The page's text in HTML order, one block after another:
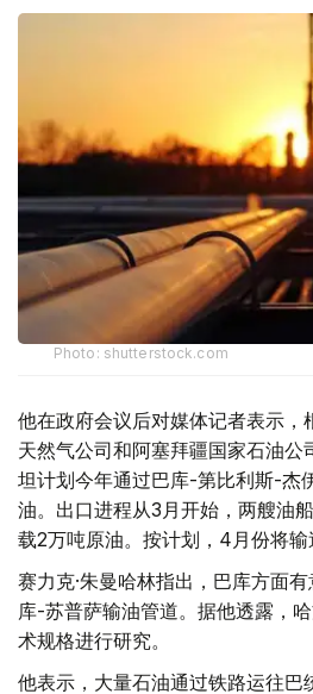
Photo: shutterstock.com
他在政府会议后对媒体记者表示，
天然气公司和阿塞拜疆国家石油公
坦计划今年通过巴库-第比利斯-杰
油。出口进程从3月开始，两艘油
载2万吨原油。按计划，4月份将输
赛力克·朱曼哈林指出，巴库方面
库-苏普萨输油管道。据他透露，
术规格进行研究。
他表示，大量石油通过铁路运往巴